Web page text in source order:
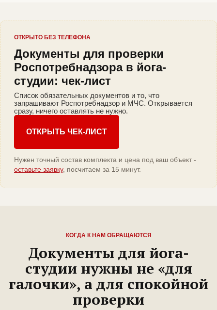
ОТКРЫТО БЕЗ ТЕЛЕФОНА
Документы для проверки
Роспотребнадзора в йога-
студии: чек-лист
Список обязательных документов и то, что
запрашивают Роспотребнадзор и МЧС. Открывается
сразу, ничего оставлять не нужно.
ОТКРЫТЬ ЧЕК-ЛИСТ
Нужен точный состав комплекта и цена под ваш объект -
оставьте заявку, посчитаем за 15 минут.
КОГДА К НАМ ОБРАЩАЮТСЯ
Документы для йога-
студии нужны не «для
галочки», а для спокойной
проверки